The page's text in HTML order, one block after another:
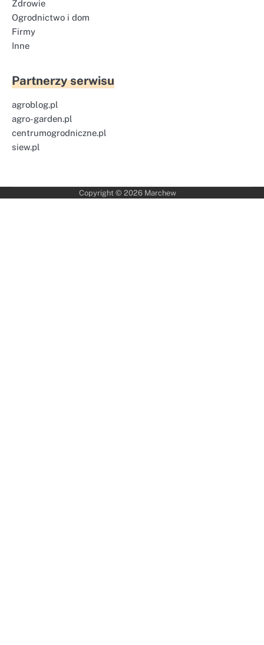
Zdrowie
Ogrodnictwo i dom
Firmy
Inne
Partnerzy serwisu
agroblog.pl
agro-garden.pl
centrumogrodniczne.pl
siew.pl
Copyright © 2026 Marchew